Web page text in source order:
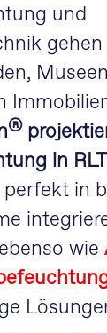
und
gehen
®
in
in
wie